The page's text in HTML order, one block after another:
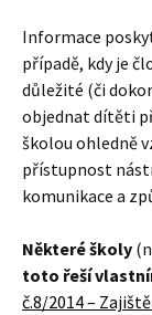
Informace
případě, kdy je
důležité (či
objednat dítěti
školou ohledně
přístupnost
komunikace a
Některé školy
toto řeší
č.8/2014 –